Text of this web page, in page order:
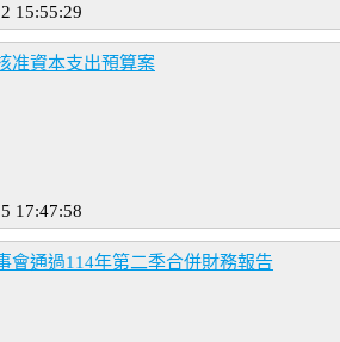
15:55:29
准資本支出預算案
17:47:58
會通過114年第二季合併財務報告